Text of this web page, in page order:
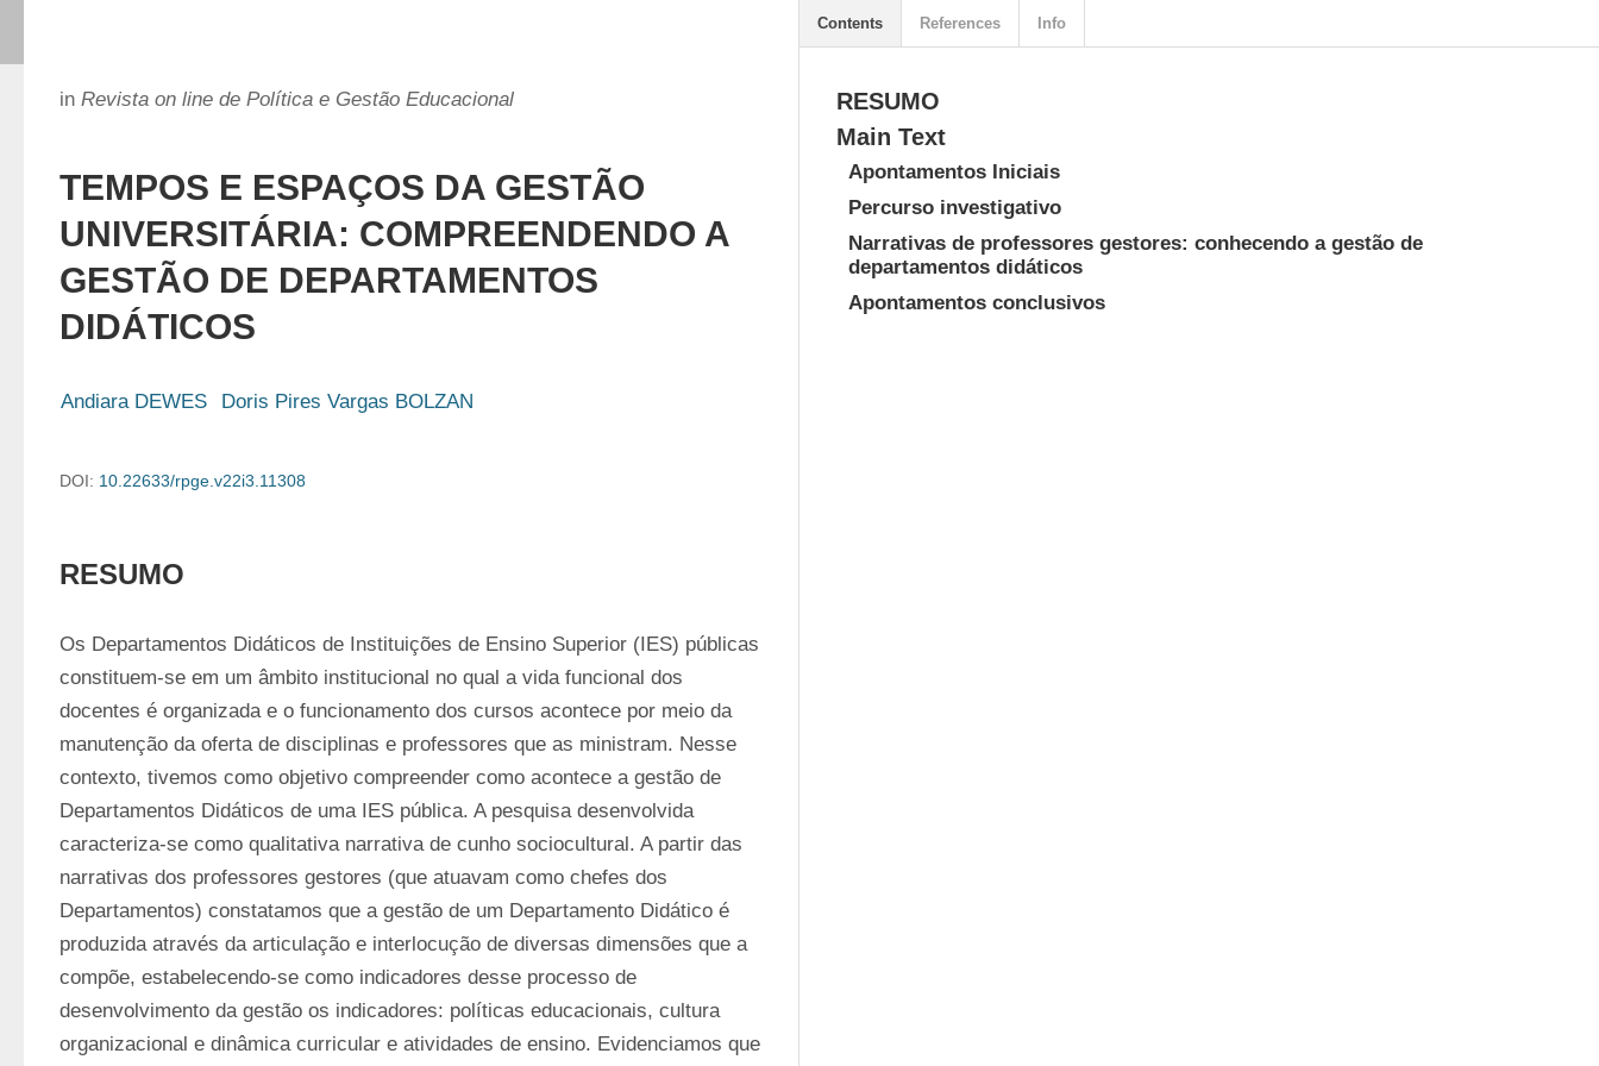
in Revista on line de Política e Gestão Educacional
TEMPOS E ESPAÇOS DA GESTÃO
UNIVERSITÁRIA: COMPREENDENDO A
GESTÃO DE DEPARTAMENTOS
DIDÁTICOS
Andiara DEWES Doris Pires Vargas BOLZAN
DOI: 10.22633/rpge.v22i3.11308
RESUMO
Os Departamentos Didáticos de Instituições de Ensino Superior (IES) públicas
constituem-se em um âmbito institucional no qual a vida funcional dos
docentes é organizada e o funcionamento dos cursos acontece por meio da
manutenção da oferta de disciplinas e professores que as ministram. Nesse
contexto, tivemos como objetivo compreender como acontece a gestão de
Departamentos Didáticos de uma IES pública. A pesquisa desenvolvida
caracteriza-se como qualitativa narrativa de cunho sociocultural. A partir das
narrativas dos professores gestores (que atuavam como chefes dos
Departamentos) constatamos que a gestão de um Departamento Didático é
produzida através da articulação e interlocução de diversas dimensões que a
compõe, estabelecendo-se como indicadores desse processo de
desenvolvimento da gestão os indicadores: políticas educacionais, cultura
organizacional e dinâmica curricular e atividades de ensino. Evidenciamos que
RESUMO
Main Text
Apontamentos Iniciais
Percurso investigativo
Narrativas de professores gestores: conhecendo a gestão de
departamentos didáticos
Apontamentos conclusivos
Contents References Info